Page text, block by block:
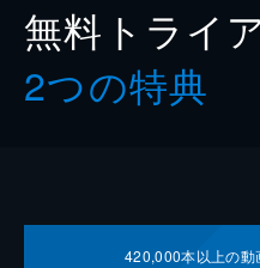
無料トライ
2つの特典
420,000本以上の動